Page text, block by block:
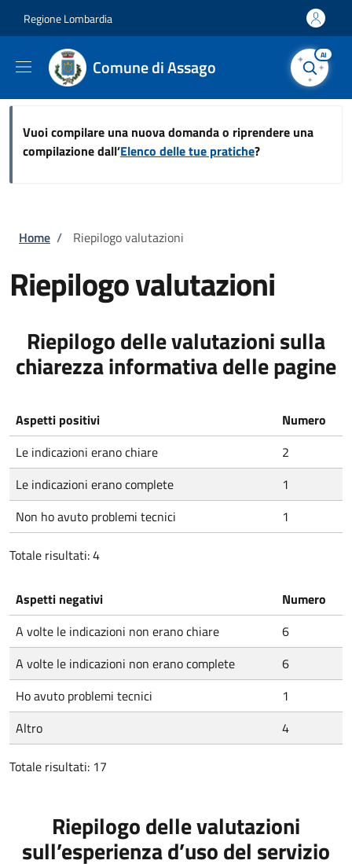
Regione Lombardia
Comune di Assago
AI
Vuoi compilare una nuova domanda o riprendere una
compilazione dall’Elenco delle tue pratiche?
Briciole di pane
Home / Riepilogo valutazioni
Riepilogo valutazioni
Riepilogo delle valutazioni sulla
chiarezza informativa delle pagine
Aspetti positivi
Numero
Le indicazioni erano chiare
2
Le indicazioni erano complete
1
Non ho avuto problemi tecnici
1
Totale risultati: 4
Aspetti negativi
Numero
A volte le indicazioni non erano chiare
6
A volte le indicazioni non erano complete
6
Ho avuto problemi tecnici
1
Altro
4
Totale risultati: 17
Riepilogo delle valutazioni
sull’esperienza d’uso del servizio